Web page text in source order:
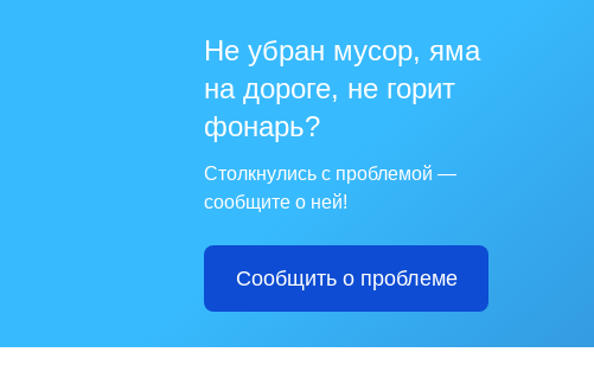
Не убран мусор, яма
на дороге, не горит
фонарь?
Столкнулись с проблемой —
сообщите о ней!
Сообщить о проблеме